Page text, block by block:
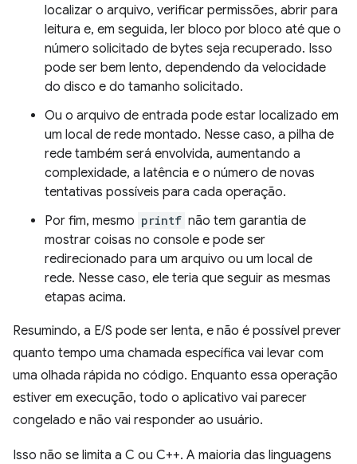
localizar o arquivo, verificar permissões, abrir para
leitura e, em seguida, ler bloco por bloco até que o
número solicitado de bytes seja recuperado. Isso
pode ser bem lento, dependendo da velocidade
do disco e do tamanho solicitado.
Ou o arquivo de entrada pode estar localizado em
um local de rede montado. Nesse caso, a pilha de
rede também será envolvida, aumentando a
complexidade, a latência e o número de novas
tentativas possíveis para cada operação.
Por fim, mesmo printf não tem garantia de
mostrar coisas no console e pode ser
redirecionado para um arquivo ou um local de
rede. Nesse caso, ele teria que seguir as mesmas
etapas acima.
Resumindo, a E/S pode ser lenta, e não é possível prever
quanto tempo uma chamada específica vai levar com
uma olhada rápida no código. Enquanto essa operação
estiver em execução, todo o aplicativo vai parecer
congelado e não vai responder ao usuário.
Isso não se limita a C ou C++. A maioria das linguagens